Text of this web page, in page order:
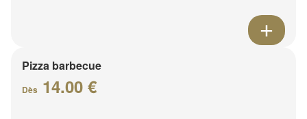
Pizza barbecue
Dès 14.00 €